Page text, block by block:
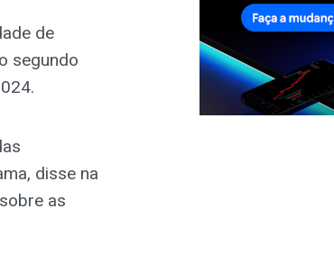
de
segundo
disse na
as